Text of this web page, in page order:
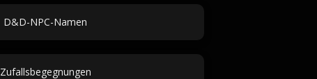
D&D-NPC-Namen
Zufallsbegegnungen